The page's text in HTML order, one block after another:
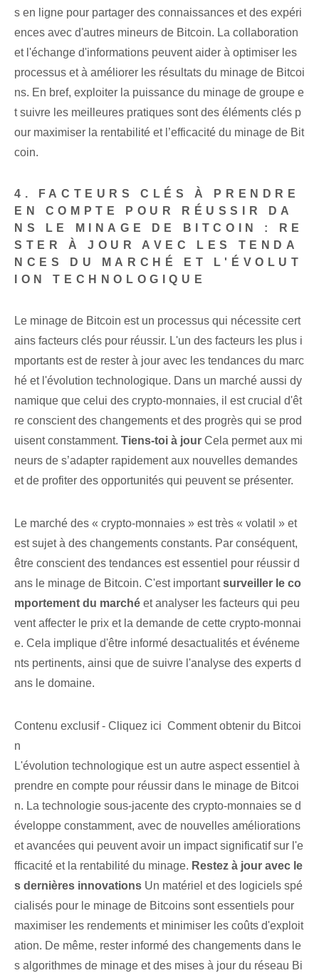
s en ligne pour partager des connaissances et des expéri
ences avec d'autres mineurs de Bitcoin. La collaboration
et l'échange d'informations peuvent aider à optimiser les
processus et à améliorer les résultats du minage de Bitcoi
ns. En bref, exploiter la puissance du minage de groupe e
t suivre les meilleures pratiques sont des éléments clés p
our maximiser la rentabilité et l’efficacité du minage de Bit
coin.
4. FACTEURS CLÉS À PRENDRE
EN COMPTE POUR RÉUSSIR DA
NS LE MINAGE DE BITCOIN :
RE
STER À JOUR AVEC LES TENDA
NCES DU MARCHÉ ET L'ÉVOLUT
ION TECHNOLOGIQUE
Le minage de Bitcoin est un processus qui nécessite cert
ains facteurs clés pour réussir. L'un des facteurs les plus i
mportants est de rester à jour avec les tendances du marc
hé et l'évolution technologique. Dans un marché aussi dy
namique que celui des crypto-monnaies, il est crucial d'êt
re conscient des changements et des progrès qui se prod
uisent constamment. Tiens-toi à jour Cela permet aux mi
neurs de s’adapter rapidement aux nouvelles demandes
et de profiter des opportunités qui peuvent se présenter.
Le marché des « crypto-monnaies » est très « volatil » et
est sujet à des changements constants. Par conséquent,
être conscient des tendances est essentiel pour réussir d
ans le minage de Bitcoin. C'est important⁣surveiller le co
mportement du marché ⁤et analyser les facteurs qui peu
vent affecter le prix et la demande de cette ‌crypto-monnai
e⁣. Cela⁤ implique d'être informé des‌actualités et événeme
nts pertinents, ainsi que de suivre ‌l'analyse des ‌experts‍ d
ans le ⁢domaine.
Contenu exclusif - Cliquez ici Comment obtenir du Bitcoi
n
L'évolution technologique⁤ est ⁤un autre aspect essentiel à
prendre en compte pour réussir dans le minage de Bitcoi
n.‌ La technologie sous-jacente des crypto-monnaies se d
éveloppe constamment, avec de nouvelles améliorations‌
et avancées qui peuvent avoir un impact significatif sur⁢ l'e
fficacité et la rentabilité‌ du⁤ minage. Restez à jour avec le
s dernières innovations Un matériel et des logiciels spé
cialisés pour le minage de Bitcoins sont essentiels pour
maximiser les rendements et minimiser les coûts d'exploit
ation. De même, rester informé des changements dans le
s algorithmes de minage et des mises à jour du réseau Bi